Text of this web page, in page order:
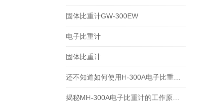
固体比重计GW-300EW
电子比重计
固体比重计